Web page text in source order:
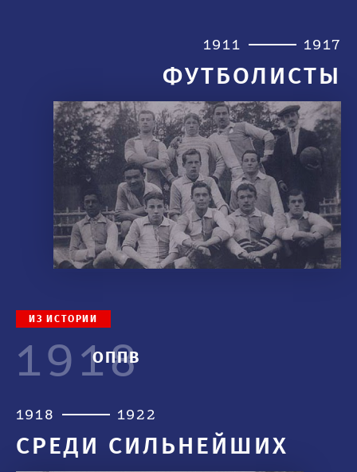
1911 1917
ФУТБОЛИСТЫ
ИЗ ИСТОРИИ
1918
ОППВ
1918 1922
СРЕДИ СИЛЬНЕЙШИХ